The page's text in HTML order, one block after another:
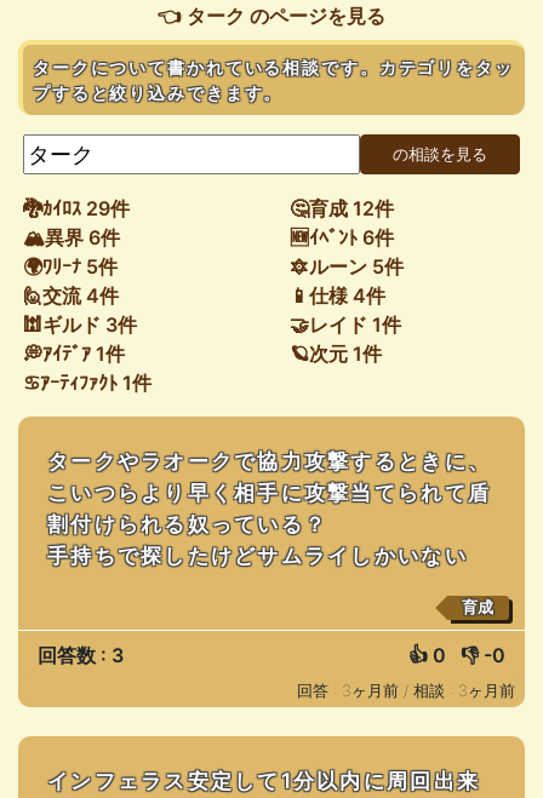
👈 ターク のページを見る
タークについて書かれている相談です。カテゴリをタッ
プすると絞り込みできます。
🐉ｶｲﾛｽ 29件
🤔育成 12件
🏔異界 6件
🆕ｲﾍﾞﾝﾄ 6件
🌍ﾜﾘｰﾅ 5件
🔯ルーン 5件
🙋交流 4件
📱仕様 4件
🕍ギルド 3件
🤝レイド 1件
💭ｱｲﾃﾞｱ 1件
🪐次元 1件
♋ｱｰﾃｨﾌｧｸﾄ 1件
タークやラオークで協力攻撃するときに、
こいつらより早く相手に攻撃当てられて盾
割付けられる奴っている？
手持ちで探したけどサムライしかいない
育成
回答数 : 3 👍 0 👎 -0
回答 : 3ヶ月前 / 相談 : 3ヶ月前
インフェラス安定して1分以内に周回出来